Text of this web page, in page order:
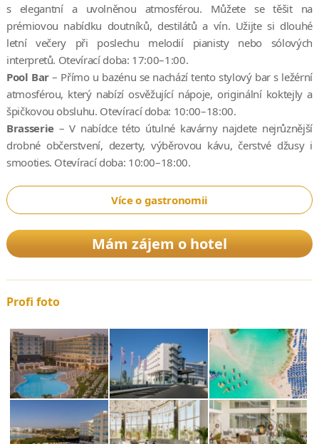
s elegantní a uvolněnou atmosférou. Můžete se těšit na
prémiovou nabídku doutníků, destilátů a vín. Užijte si dlouhé
letní večery při poslechu melodií pianisty nebo sólových
interpretů. Otevírací doba: 17:00–1:00.
Pool Bar– Přímo u bazénu se nachází tento stylový bar s ležérní
atmosférou, který nabízí osvěžující nápoje, originální koktejly a
špičkovou obsluhu. Otevírací doba: 10:00–18:00.
Brasserie– V nabídce této útulné kavárny najdete nejrůznější
drobné občerstvení, dezerty, výběrovou kávu, čerstvé džusy i
smooties. Otevírací doba: 10:00–18:00.
Více o gastronomii
Mám zájem o hotel
Profi foto